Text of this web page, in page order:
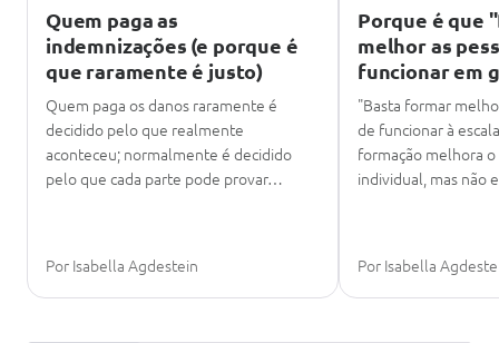
Quem paga as
indemnizações (e porque é
que raramente é justo)
Quem paga os danos raramente é
decidido pelo que realmente
aconteceu; normalmente é decidido
pelo que cada parte pode provar…
Por Isabella Agdestein
Porque é que
melhor as
funcionar em
"Basta formar
de funcionar à
formação melhora
individual, mas não
Por Isabella